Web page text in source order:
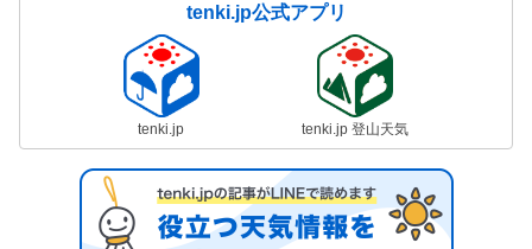
tenki.jp公式アプリ
tenki.jp tenki.jp 登山天気